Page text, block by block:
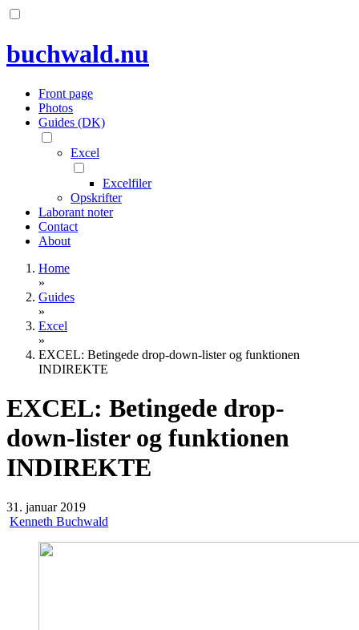
Skip
buchwald.nu
Front page
Photos
Guides (DK)
Excel
Excelfiler
Opskrifter
Laborant noter
Contact
About
Home
»
Guides
»
Excel
»
EXCEL: Betingede drop-down-lister og funktionen
INDIREKTE
EXCEL: Betingede drop-
down-lister og funktionen
INDIREKTE
31. januar 2019
Kenneth Buchwald